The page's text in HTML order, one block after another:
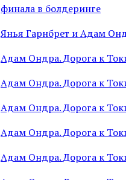
финала в болдеринге
Янья Гарнбрет и Адам
Адам Ондра. Дорога к
Адам Ондра. Дорога к
Адам Ондра. Дорога к
Адам Ондра. Дорога к
Адам Ондра. Дорога к